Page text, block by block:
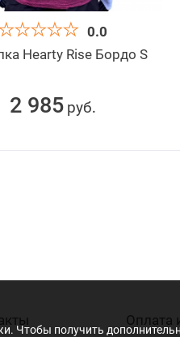
0.0
Hearty Rise Бордо S
2 985 руб.
Оплата
Чтобы получить